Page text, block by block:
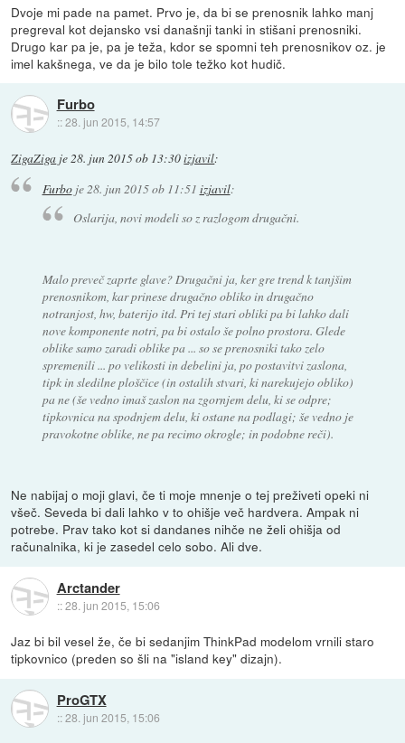
Dvoje mi pade na pamet. Prvo je, da bi se prenosnik lahko manj
pregreval kot dejansko vsi današnji tanki in stišani prenosniki.
Drugo kar pa je, pa je teža, kdor se spomni teh prenosnikov oz. je
imel kakšnega, ve da je bilo tole težko kot hudič.
Furbo
::28. jun 2015, 14:57
ZigaZiga je28. jun 2015 ob 13:30izjavil:
Furboje 28. jun 2015 ob 11:51 izjavil:
Oslarija, novi modeli so z razlogom drugačni.
Malo preveč zaprte glave? Drugačni ja, ker gre trend k tanjšim
prenosnikom, kar prinese drugačno obliko in drugačno
notranjost, hw, baterijo itd. Pri tej stari obliki pa bi lahko dali
nove komponente notri, pa bi ostalo še polno prostora. Glede
oblike samo zaradi oblike pa ... so se prenosniki tako zelo
spremenili ... po velikosti in debelini ja, po postavitvi zaslona,
tipk in sledilne ploščice (in ostalih stvari, ki narekujejo obliko)
pa ne (še vedno imaš zaslon na zgornjem delu, ki se odpre;
tipkovnica na spodnjem delu, ki ostane na podlagi; še vedno je
pravokotne oblike, ne pa recimo okrogle; in podobne reči).
Ne nabijaj o moji glavi, če ti moje mnenje o tej preživeti opeki ni
všeč. Seveda bi dali lahko v to ohišje več hardvera. Ampak ni
potrebe. Prav tako kot si dandanes nihče ne želi ohišja od
računalnika, ki je zasedel celo sobo. Ali dve.
Arctander
::28. jun 2015, 15:06
Jaz bi bil vesel že, če bi sedanjim ThinkPad modelom vrnili staro
tipkovnico (preden so šli na "island key" dizajn).
ProGTX
::28. jun 2015, 15:06